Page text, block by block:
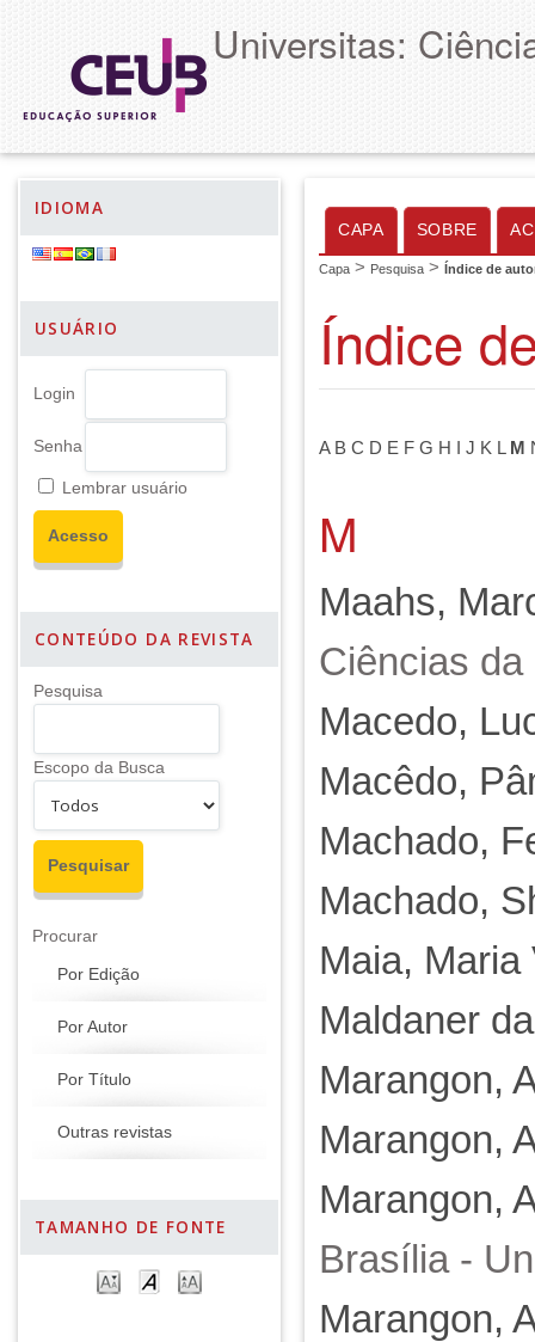
Universitas:
IDIOMA
USUÁRIO
Login
Senha
Lembrar usuário
CONTEÚDO DA REVISTA
Pesquisa
Escopo da Busca
Procurar
Por Edição
Por Autor
Por Título
Outras revistas
TAMANHO DE FONTE
CAPA SOBRE
Capa > Pesquisa > Índice de
Índice
A B C D E F G H J K L M
M
Maahs,
Ciências da
Macedo,
Macêdo,
Machado,
Machado,
Maia, Maria
Maldaner
Marangon,
Marangon,
Marangon,
Brasília -
Marangon,